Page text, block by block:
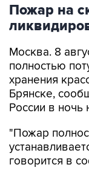
Пожар на
Москва. 8
полностью
хранения
Брянске,
России в ночь
"Пожар
говорится в